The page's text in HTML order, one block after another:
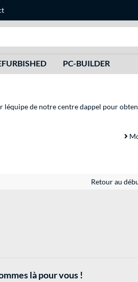
PC-BUILDER
de notre centre dappel pour
Retour au
là pour vous !